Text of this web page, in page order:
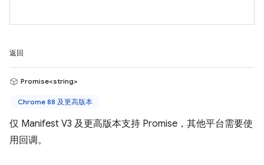
返回
Promise<string>
Chrome 88 及更高版本
仅 Manifest V3 及更高版本支持 Promise，其他平台需要使
用回调。